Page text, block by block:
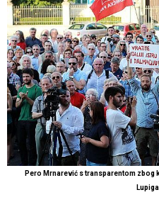
Pero Mrnarević s transparentom